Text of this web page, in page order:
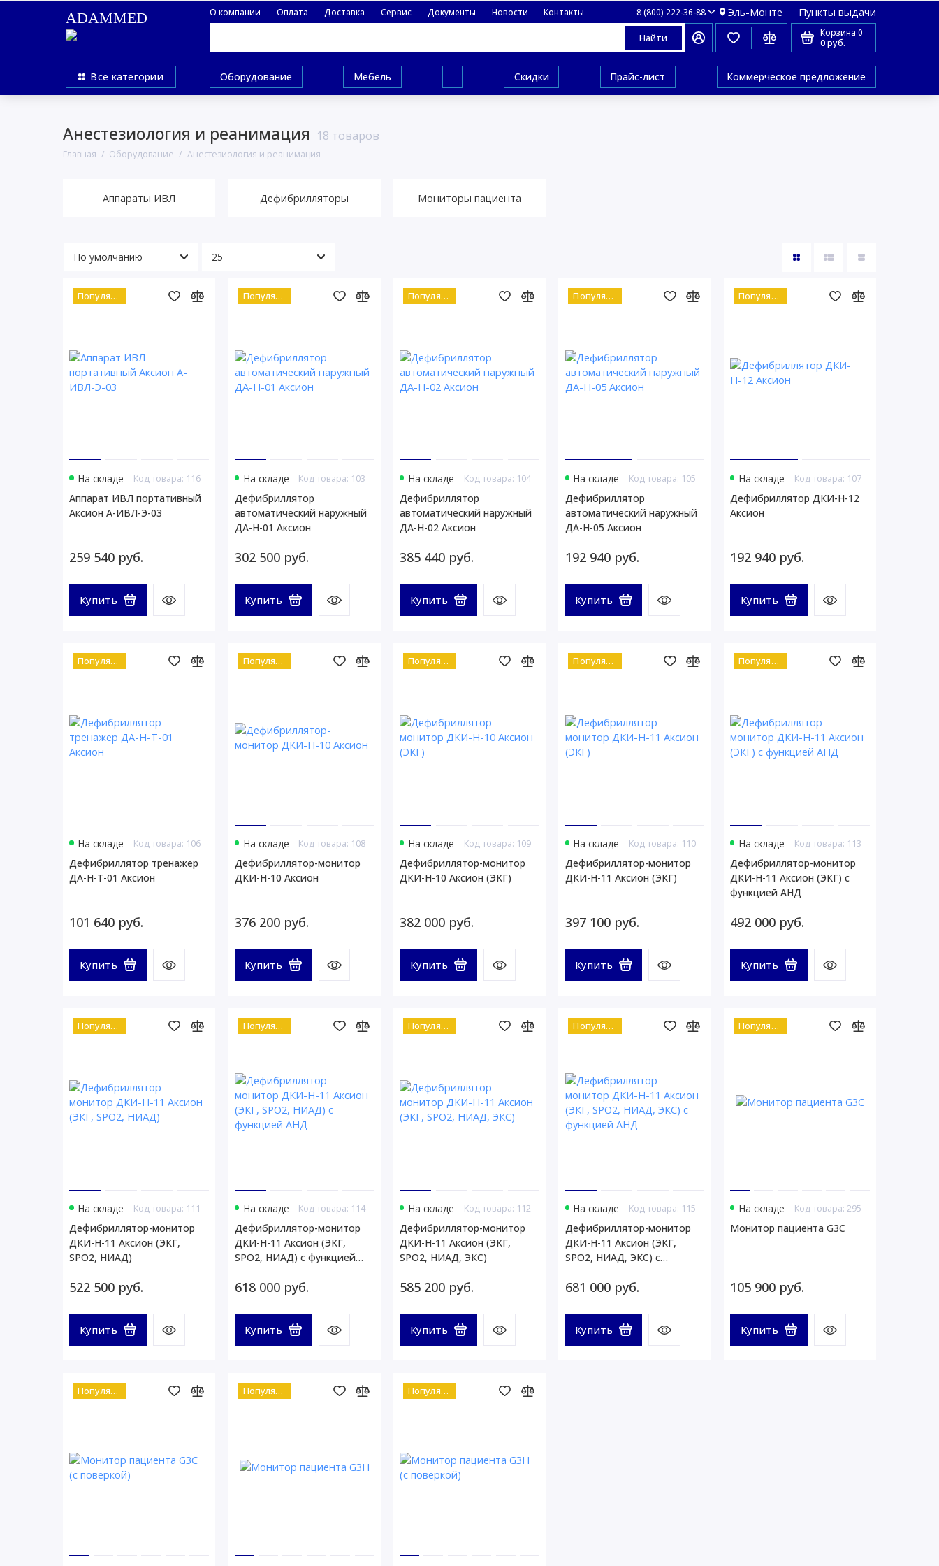
О компании Оплата Доставка Сервис Документы Новости Контакты 8 (800) 222-36-88 Эль-Монте Пункты выдачи
ADAMMED
Найти Корзина 0
0 руб.
Все категории Оборудование Мебель Скидки Прайс-лист Коммерческое предложение
Анестезиология и реанимация 18 товаров
Главная Оборудование Анестезиология и реанимация
Аппараты ИВЛ Дефибрилляторы Мониторы пациента
Популярный
На складе Код товара: 116
Аппарат ИВЛ портативный
Аксион А-ИВЛ-Э-03
259 540 руб.
Купить
Популярный
На складе Код товара: 103
Дефибриллятор
автоматический наружный
ДА-Н-01 Аксион
302 500 руб.
Купить
Популярный
На складе Код товара: 104
Дефибриллятор
автоматический наружный
ДА-Н-02 Аксион
385 440 руб.
Купить
Популярный
На складе Код товара: 105
Дефибриллятор
автоматический наружный
ДА-Н-05 Аксион
192 940 руб.
Купить
Популярный
На складе Код товара: 107
Дефибриллятор ДКИ-Н-12
Аксион
192 940 руб.
Купить
Популярный
На складе Код товара: 106
Дефибриллятор тренажер
ДА-Н-Т-01 Аксион
101 640 руб.
Купить
Популярный
На складе Код товара: 108
Дефибриллятор-монитор
ДКИ-Н-10 Аксион
376 200 руб.
Купить
Популярный
На складе Код товара: 109
Дефибриллятор-монитор
ДКИ-Н-10 Аксион (ЭКГ)
382 000 руб.
Купить
Популярный
На складе Код товара: 110
Дефибриллятор-монитор
ДКИ-Н-11 Аксион (ЭКГ)
397 100 руб.
Купить
Популярный
На складе Код товара: 113
Дефибриллятор-монитор
ДКИ-Н-11 Аксион (ЭКГ) с
функцией АНД
492 000 руб.
Купить
Популярный
На складе Код товара: 111
Дефибриллятор-монитор
ДКИ-Н-11 Аксион (ЭКГ,
SPO2, НИАД)
522 500 руб.
Купить
Популярный
На складе Код товара: 114
Дефибриллятор-монитор
ДКИ-Н-11 Аксион (ЭКГ,
SPO2, НИАД) с функцией
618 000 руб.
Купить
Популярный
На складе Код товара: 112
Дефибриллятор-монитор
ДКИ-Н-11 Аксион (ЭКГ,
SPO2, НИАД, ЭКС)
585 200 руб.
Купить
Популярный
На складе Код товара: 115
Дефибриллятор-монитор
ДКИ-Н-11 Аксион (ЭКГ,
SPO2, НИАД, ЭКС) с
681 000 руб.
Купить
Популярный
На складе Код товара: 295
Монитор пациента G3C
105 900 руб.
Купить
Популярный Популярный Популярный